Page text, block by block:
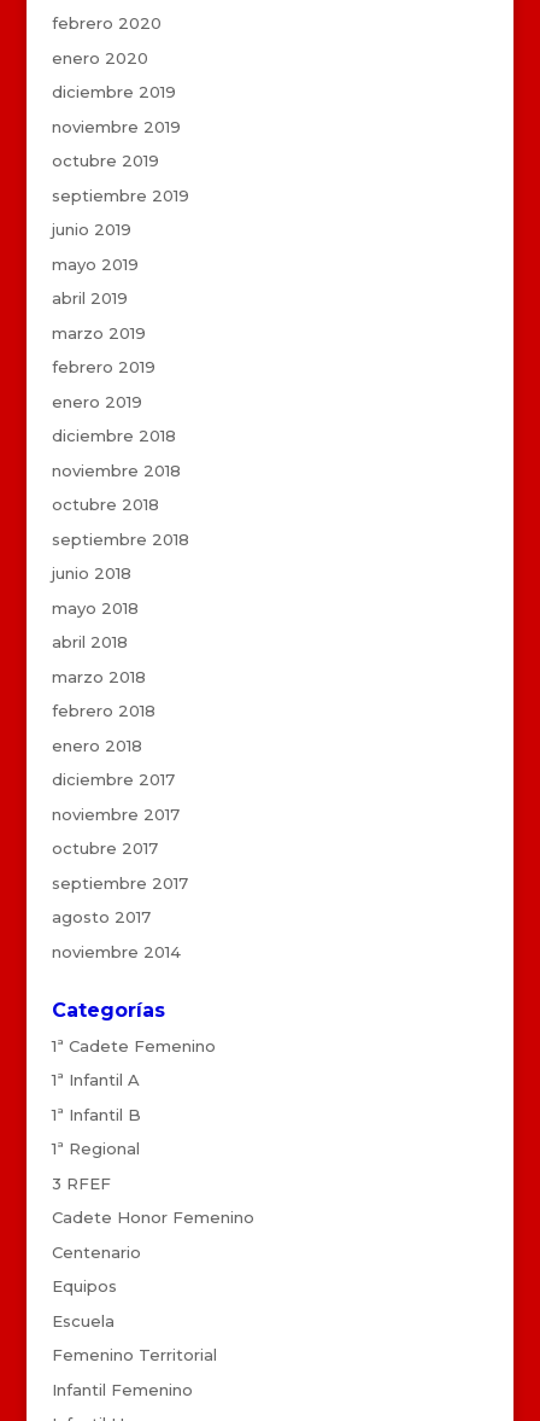
febrero 2020
enero 2020
diciembre 2019
noviembre 2019
octubre 2019
septiembre 2019
junio 2019
mayo 2019
abril 2019
marzo 2019
febrero 2019
enero 2019
diciembre 2018
noviembre 2018
octubre 2018
septiembre 2018
junio 2018
mayo 2018
abril 2018
marzo 2018
febrero 2018
enero 2018
diciembre 2017
noviembre 2017
octubre 2017
septiembre 2017
agosto 2017
noviembre 2014
Categorías
1ª Cadete Femenino
1ª Infantil A
1ª Infantil B
1ª Regional
3 RFEF
Cadete Honor Femenino
Centenario
Equipos
Escuela
Femenino Territorial
Infantil Femenino